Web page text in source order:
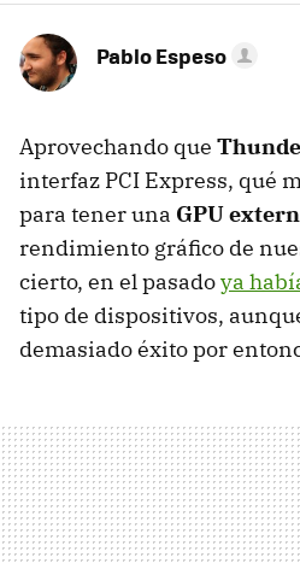
Pablo Espeso
Aprovechando que
interfaz PCI Express, qué
para tener una GPU
rendimiento gráfico de
cierto, en el pasadoya
tipo de dispositivos,
demasiado éxito por